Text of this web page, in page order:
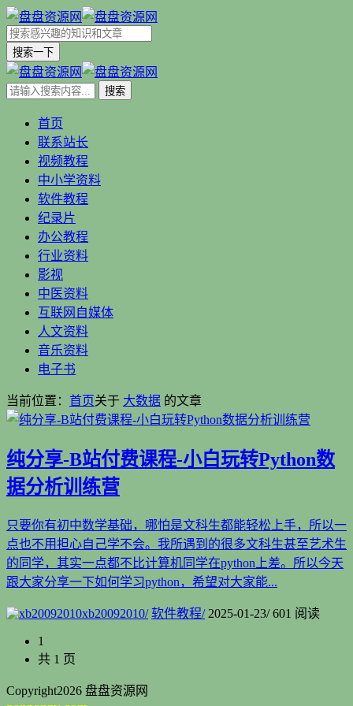
搜索一下
首页
联系站长
视频教程
中小学资料
软件教程
纪录片
办公教程
行业资料
影视
中医资料
互联网自媒体
人文资料
音乐资料
电子书
当前位置： 首页关于 大数据 的文章
纯分享-B站付费课程-小白玩转Python数
据分析训练营
只要你有初中数学基础，哪怕是文科生都能轻松上手，所以一
点也不用担心自己学不会。我所遇到的很多文科生甚至艺术生
的同学，其实一点都不比计算机同学在python上差。所以今天
跟大家分享一下如何学习python，希望对大家能...
xb20092010/ 软件教程/ 2025-01-23/ 601 阅读
1
共 1 页
Copyright2026 盘盘资源网